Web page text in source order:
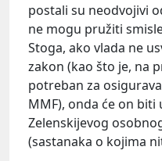
postali su neodvojivi
ne mogu pružiti
Stoga, ako vlada ne
zakon (kao što je, na
potreban za
MMF), onda će on biti
Zelenskijevog
(sastanaka o kojima